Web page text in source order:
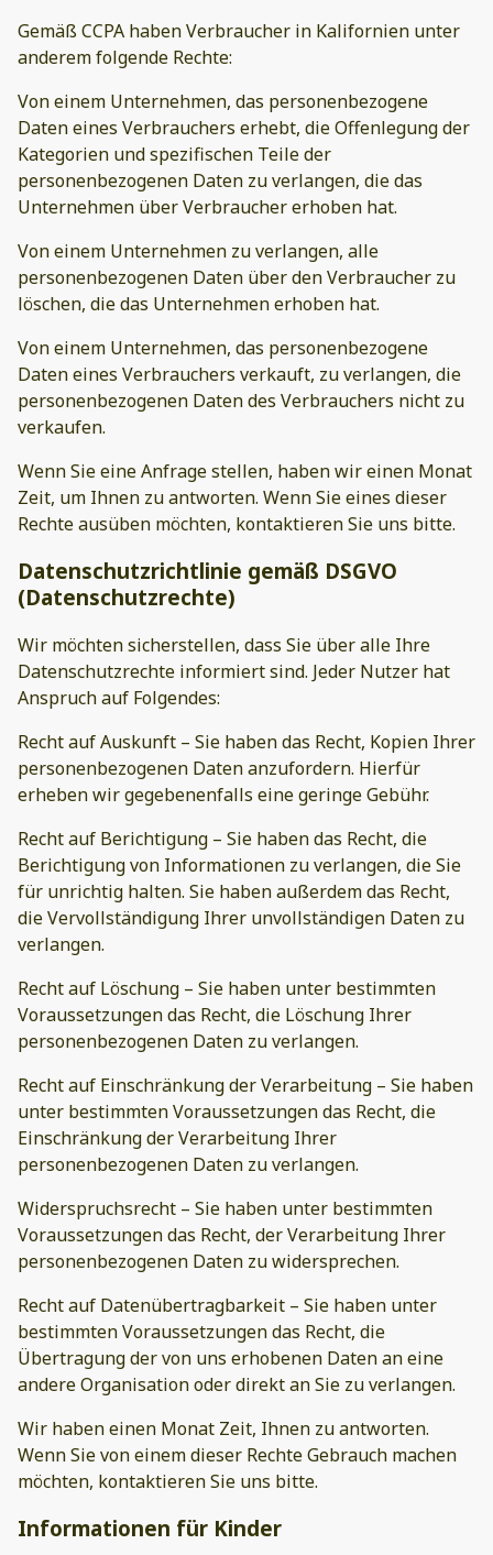
Gemäß CCPA haben Verbraucher in Kalifornien unter
anderem folgende Rechte:
Von einem Unternehmen, das personenbezogene
Daten eines Verbrauchers erhebt, die Offenlegung der
Kategorien und spezifischen Teile der
personenbezogenen Daten zu verlangen, die das
Unternehmen über Verbraucher erhoben hat.
Von einem Unternehmen zu verlangen, alle
personenbezogenen Daten über den Verbraucher zu
löschen, die das Unternehmen erhoben hat.
Von einem Unternehmen, das personenbezogene
Daten eines Verbrauchers verkauft, zu verlangen, die
personenbezogenen Daten des Verbrauchers nicht zu
verkaufen.
Wenn Sie eine Anfrage stellen, haben wir einen Monat
Zeit, um Ihnen zu antworten. Wenn Sie eines dieser
Rechte ausüben möchten, kontaktieren Sie uns bitte.
Datenschutzrichtlinie gemäß DSGVO
(Datenschutzrechte)
Wir möchten sicherstellen, dass Sie über alle Ihre
Datenschutzrechte informiert sind. Jeder Nutzer hat
Anspruch auf Folgendes:
Recht auf Auskunft – Sie haben das Recht, Kopien Ihrer
personenbezogenen Daten anzufordern. Hierfür
erheben wir gegebenenfalls eine geringe Gebühr.
Recht auf Berichtigung – Sie haben das Recht, die
Berichtigung von Informationen zu verlangen, die Sie
für unrichtig halten. Sie haben außerdem das Recht,
die Vervollständigung Ihrer unvollständigen Daten zu
verlangen.
Recht auf Löschung – Sie haben unter bestimmten
Voraussetzungen das Recht, die Löschung Ihrer
personenbezogenen Daten zu verlangen.
Recht auf Einschränkung der Verarbeitung – Sie haben
unter bestimmten Voraussetzungen das Recht, die
Einschränkung der Verarbeitung Ihrer
personenbezogenen Daten zu verlangen.
Widerspruchsrecht – Sie haben unter bestimmten
Voraussetzungen das Recht, der Verarbeitung Ihrer
personenbezogenen Daten zu widersprechen.
Recht auf Datenübertragbarkeit – Sie haben unter
bestimmten Voraussetzungen das Recht, die
Übertragung der von uns erhobenen Daten an eine
andere Organisation oder direkt an Sie zu verlangen.
Wir haben einen Monat Zeit, Ihnen zu antworten.
Wenn Sie von einem dieser Rechte Gebrauch machen
möchten, kontaktieren Sie uns bitte.
Informationen für Kinder